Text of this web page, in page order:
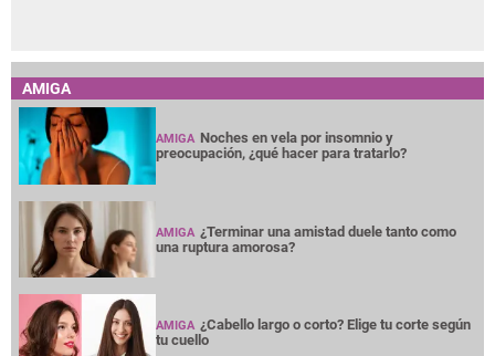
AMIGA
AMIGA Noches en vela por insomnio y
preocupación, ¿qué hacer para tratarlo?
AMIGA ¿Terminar una amistad duele tanto como
una ruptura amorosa?
AMIGA ¿Cabello largo o corto? Elige tu corte según
tu cuello